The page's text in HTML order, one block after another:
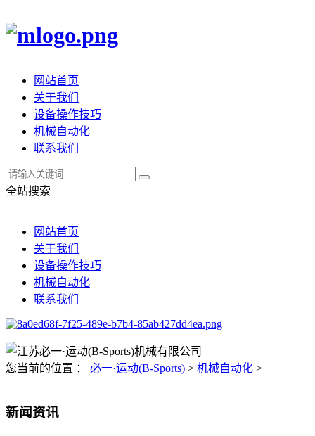
网站首页
关于我们
设备操作技巧
机械自动化
联系我们
全站搜索
网站首页
关于我们
设备操作技巧
机械自动化
联系我们
您当前的位置 ： 必一·运动(B-Sports) > 机械自动化 >
新闻资讯